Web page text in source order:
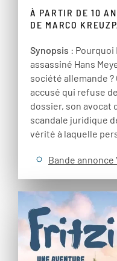
À PARTIR DE 10
DE MARCO
Synopsis :
assassiné Hans
société allemande
accusé qui refuse
dossier, son avocat
scandale juridique
vérité à laquelle
Bande annonce